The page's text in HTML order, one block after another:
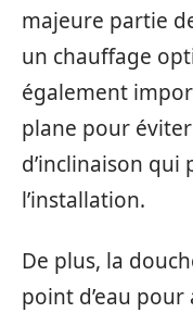
majeure partie
un chauffage
également
plane pour
d’inclinaison
l’installation.
De plus, la
point d’eau